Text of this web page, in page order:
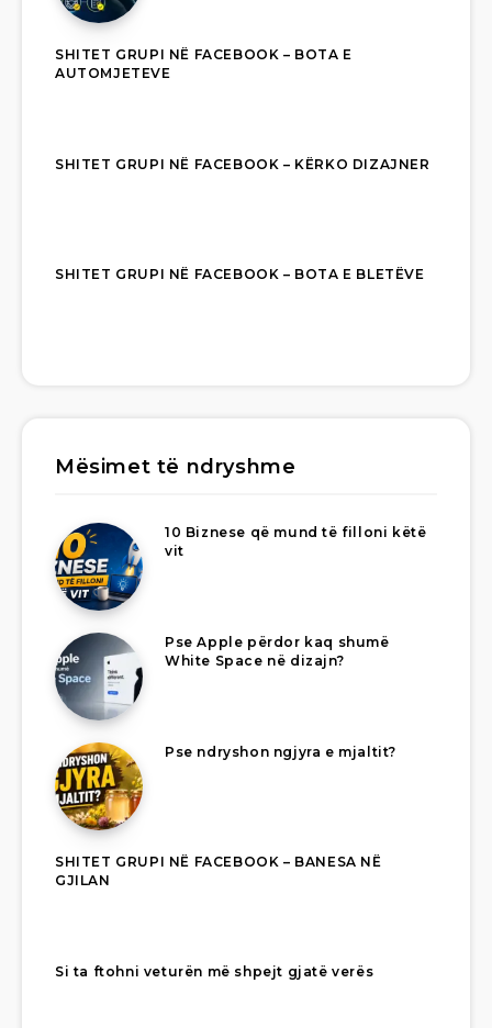
SHITET GRUPI NË FACEBOOK – BOTA E
AUTOMJETEVE
SHITET GRUPI NË FACEBOOK – KËRKO DIZAJNER
SHITET GRUPI NË FACEBOOK – BOTA E BLETËVE
Mësimet të ndryshme
10 Biznese që mund të filloni këtë
vit
Pse Apple përdor kaq shumë
White Space në dizajn?
Pse ndryshon ngjyra e mjaltit?
SHITET GRUPI NË FACEBOOK – BANESA NË
GJILAN
Si ta ftohni veturën më shpejt gjatë verës